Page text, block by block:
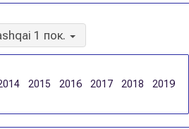
2015 2016 2017 2018
2019
1 пок.